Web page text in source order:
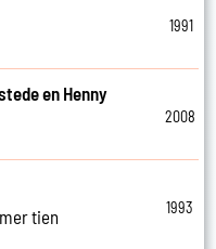
1991
en Henny
2008
tien
1993